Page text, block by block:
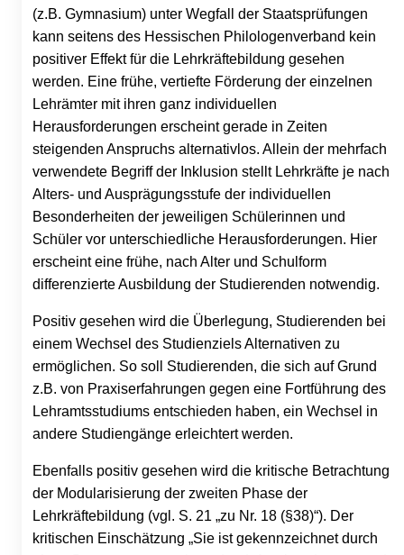
(z.B. Gymnasium) unter Wegfall der Staatsprüfungen
kann seitens des Hessischen Philologenverband kein
positiver Effekt für die Lehrkräftebildung gesehen
werden. Eine frühe, vertiefte Förderung der einzelnen
Lehrämter mit ihren ganz individuellen
Herausforderungen erscheint gerade in Zeiten
steigenden Anspruchs alternativlos. Allein der mehrfach
verwendete Begriff der Inklusion stellt Lehrkräfte je nach
Alters- und Ausprägungsstufe der individuellen
Besonderheiten der jeweiligen Schülerinnen und
Schüler vor unterschiedliche Herausforderungen. Hier
erscheint eine frühe, nach Alter und Schulform
differenzierte Ausbildung der Studierenden notwendig.
Positiv gesehen wird die Überlegung, Studierenden bei
einem Wechsel des Studienziels Alternativen zu
ermöglichen. So soll Studierenden, die sich auf Grund
z.B. von Praxiserfahrungen gegen eine Fortführung des
Lehramtsstudiums entschieden haben, ein Wechsel in
andere Studiengänge erleichtert werden.
Ebenfalls positiv gesehen wird die kritische Betrachtung
der Modularisierung der zweiten Phase der
Lehrkräftebildung (vgl. S. 21 „zu Nr. 18 (§38)“). Der
kritischen Einschätzung „Sie ist gekennzeichnet durch